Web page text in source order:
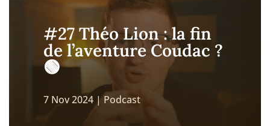
#27 Théo Lion : la fin
de l’aventure Coudac ?
🟢
7 Nov 2024 |Podcast